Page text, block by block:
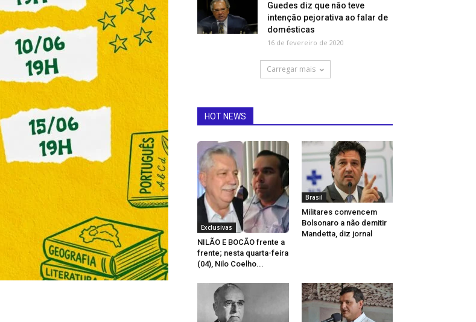
Guedes diz que não teve
intenção pejorativa ao falar de
domésticas
16 de fevereiro de 2020
Carregar mais
HOT NEWS
Exclusivas
NILÃO E BOCÃO frente a
frente; nesta quarta-feira
(04), Nilo Coelho...
Brasil
Militares convencem
Bolsonaro a não demitir
Mandetta, diz jornal